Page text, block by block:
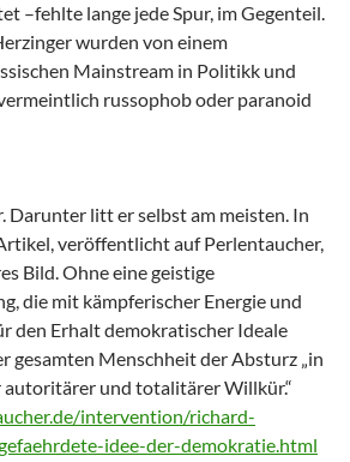
–fehlte lange jede Spur, im Gegenteil.
wurden von einem
Mainstream in Politikk und
russophob oder paranoid
Darunter litt er selbst am meisten. In
veröffentlicht auf Perlentaucher,
Bild. Ohne eine geistige
die mit kämpferischer Energie und
den Erhalt demokratischer Ideale
gesamten Menschheit der Absturz „in
und totalitärer Willkür.“
intervention/richard-
idee-der-demokratie.html